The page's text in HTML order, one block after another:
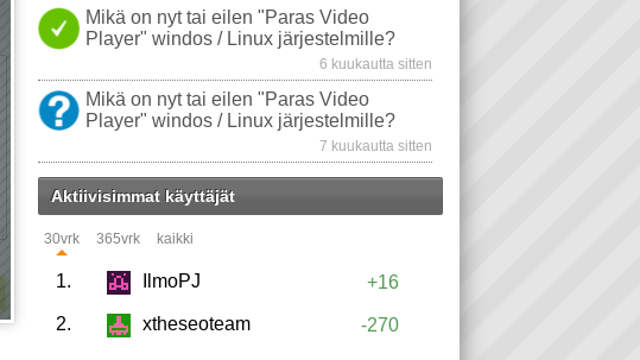
Mikä on nyt tai eilen "Paras Video
Player" windos / Linux järjestelmille?
6 kuukautta sitten
Mikä on nyt tai eilen "Paras Video
Player" windos / Linux järjestelmille?
7 kuukautta sitten
Aktiivisimmat käyttäjät
30vrk 365vrk kaikki
1. IlmoPJ +16
2. xtheseoteam -270